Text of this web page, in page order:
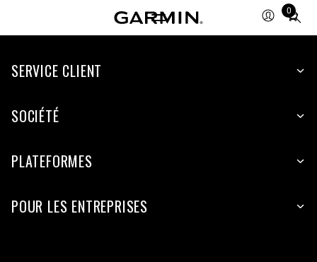
0
Total
items
cart:
SERVICE CLIENT
SOCIÉTÉ
PLATEFORMES
POUR LES ENTREPRISES